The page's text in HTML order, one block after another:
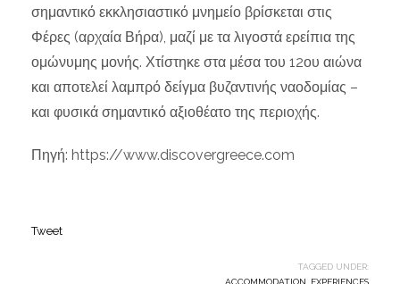
σημαντικό εκκλησιαστικό μνημείο βρίσκεται στις
Φέρες (αρχαία Βήρα), μαζί με τα λιγοστά ερείπια της
ομώνυμης μονής. Χτίστηκε στα μέσα του 12ου αιώνα
και αποτελεί λαμπρό δείγμα βυζαντινής ναοδομίας –
και φυσικά σημαντικό αξιοθέατο της περιοχής.
Πηγή: https://www.discovergreece.com
Tweet
TAGGED UNDER:
ACCOMMODATION
EXPERIENCES